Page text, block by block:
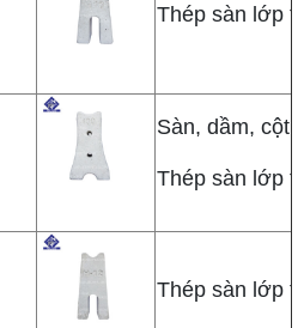
Thép sàn lớp
Sàn, dầm, cột,
Thép sàn lớp
Thép sàn lớp